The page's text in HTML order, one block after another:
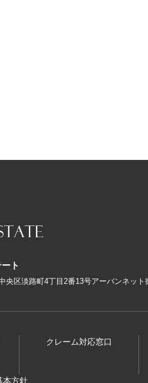
ト
央区淡路町4丁目2番13号アーバンネット
クレーム対応窓口
本方針